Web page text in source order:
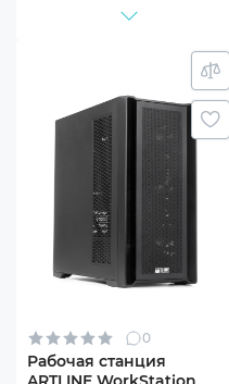
0
Рабочая станция